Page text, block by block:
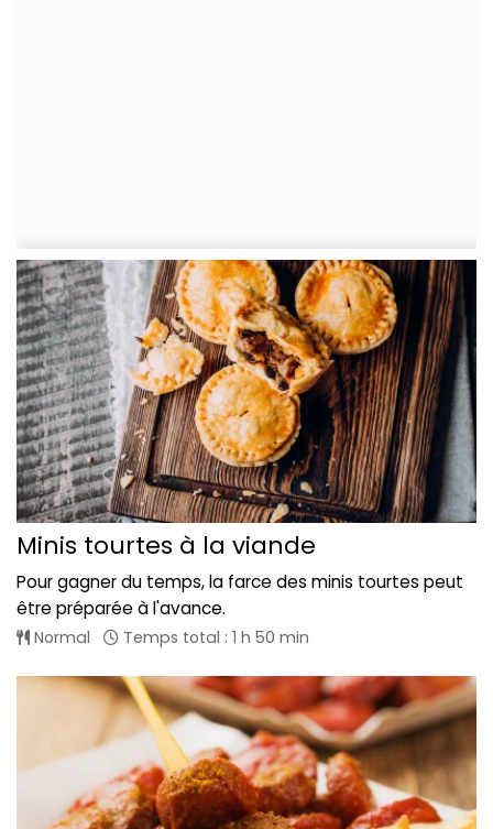
Minis tourtes à la viande
Pour gagner du temps, la farce des minis tourtes peut
être préparée à l'avance.
Normal Temps total : 1 h 50 min